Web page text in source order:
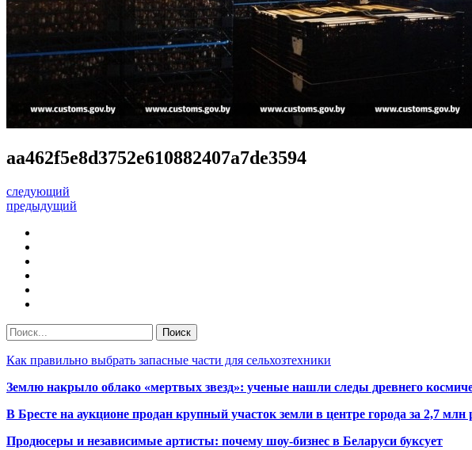
aa462f5e8d3752e610882407a7de3594
следующий
предыдущий
Как правильно выбрать запасные части для сельхозтехники
Землю накрыло облако «мертвых звезд»: ученые нашли следы древнего
В Бресте на аукционе продан крупный участок земли в центре города за 2,7 млн
Продюсеры и независимые артисты: почему шоу-бизнес в Беларуси буксует